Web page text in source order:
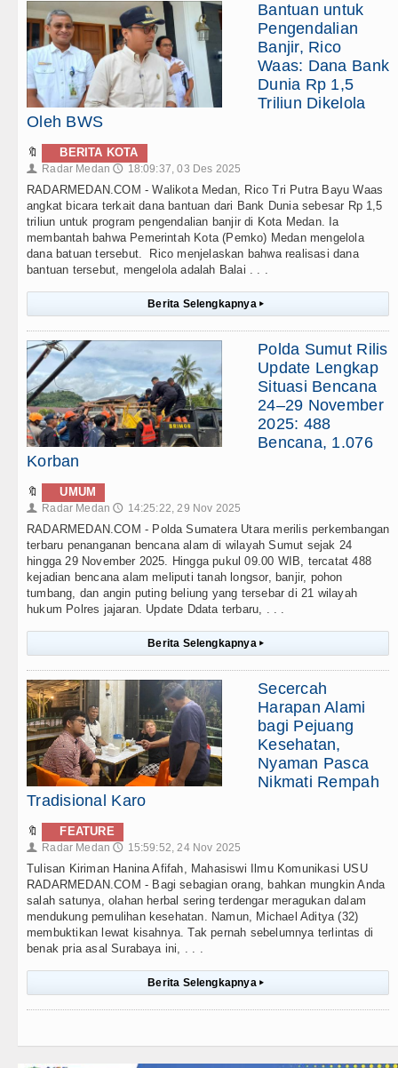
Bantuan untuk
Pengendalian
Banjir, Rico
Waas: Dana Bank
Dunia Rp 1,5
Triliun Dikelola
Oleh BWS
🔖 BERITA KOTA
👤 Radar Medan 🕔 18:09:37, 03 Des 2025
RADARMEDAN.COM - Walikota Medan, Rico Tri Putra Bayu Waas
angkat bicara terkait dana bantuan dari Bank Dunia sebesar Rp 1,5
triliun untuk program pengendalian banjir di Kota Medan. Ia
membantah bahwa Pemerintah Kota (Pemko) Medan mengelola
dana batuan tersebut. Rico menjelaskan bahwa realisasi dana
bantuan tersebut, mengelola adalah Balai . . .
Berita Selengkapnya ▸
Polda Sumut Rilis
Update Lengkap
Situasi Bencana
24–29 November
2025: 488
Bencana, 1.076
Korban
🔖 UMUM
👤 Radar Medan 🕔 14:25:22, 29 Nov 2025
RADARMEDAN.COM - Polda Sumatera Utara merilis perkembangan
terbaru penanganan bencana alam di wilayah Sumut sejak 24
hingga 29 November 2025. Hingga pukul 09.00 WIB, tercatat 488
kejadian bencana alam meliputi tanah longsor, banjir, pohon
tumbang, dan angin puting beliung yang tersebar di 21 wilayah
hukum Polres jajaran. Update Ddata terbaru, . . .
Berita Selengkapnya ▸
Secercah
Harapan Alami
bagi Pejuang
Kesehatan,
Nyaman Pasca
Nikmati Rempah
Tradisional Karo
🔖 FEATURE
👤 Radar Medan 🕔 15:59:52, 24 Nov 2025
Tulisan Kiriman Hanina Afifah, Mahasiswi Ilmu Komunikasi USU
RADARMEDAN.COM - Bagi sebagian orang, bahkan mungkin Anda
salah satunya, olahan herbal sering terdengar meragukan dalam
mendukung pemulihan kesehatan. Namun, Michael Aditya (32)
membuktikan lewat kisahnya. Tak pernah sebelumnya terlintas di
benak pria asal Surabaya ini, . . .
Berita Selengkapnya ▸